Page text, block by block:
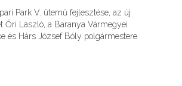
Park V. ütemű fejlesztése, az új
Őri László, a Baranya Vármegyei
és Hárs József Bóly polgármestere